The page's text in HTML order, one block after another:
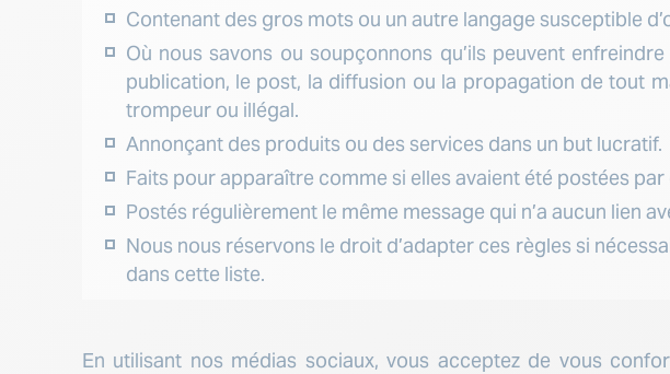
Contenant des gros mots ou un autre langage susceptible
Où nous savons ou soupçonnons qu’ils peuvent
publication, le post, la diffusion ou la propagation de tout
trompeur ou illégal.
Annonçant des produits ou des services dans un but lucratif.
Faits pour apparaître comme si elles avaient été postées par
Postés régulièrement le même message qui n’a aucun lien
Nous nous réservons le droit d’adapter ces règles si
dans cette liste.
En utilisant nos médias sociaux, vous acceptez de vous